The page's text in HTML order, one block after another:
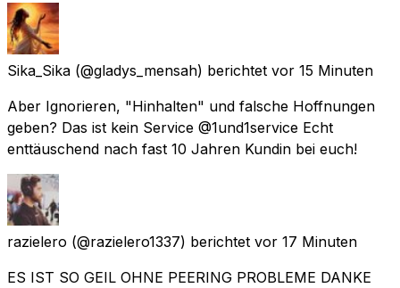
Sika_Sika (@gladys_mensah) berichtet vor 15 Minuten
Aber Ignorieren, "Hinhalten" und falsche Hoffnungen
geben? Das ist kein Service @1und1service Echt
enttäuschend nach fast 10 Jahren Kundin bei euch!
razielero (@razielero1337) berichtet vor 17 Minuten
ES IST SO GEIL OHNE PEERING PROBLEME DANKE